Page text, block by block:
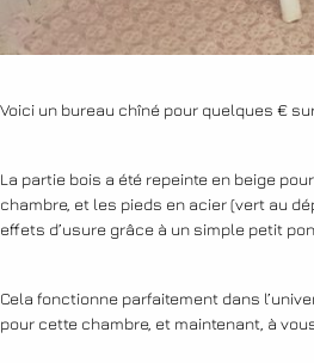
Voici un bureau chîné pour quelques €
La partie bois a été repeinte en beige
chambre, et les pieds en acier (vert au
effets d’usure grâce à un simple petit
Cela fonctionne parfaitement dans
pour cette chambre, et maintenant, à